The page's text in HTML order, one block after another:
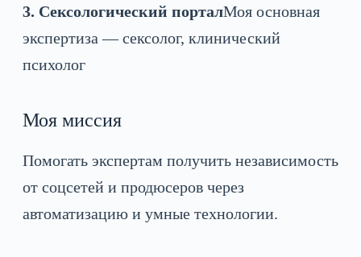
3. Сексологический порталМоя основная
экспертиза — сексолог, клинический
психолог
Моя миссия
Помогать экспертам получить независимость
от соцсетей и продюсеров через
автоматизацию и умные технологии.